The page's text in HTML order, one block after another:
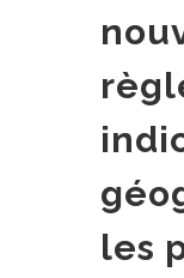
les